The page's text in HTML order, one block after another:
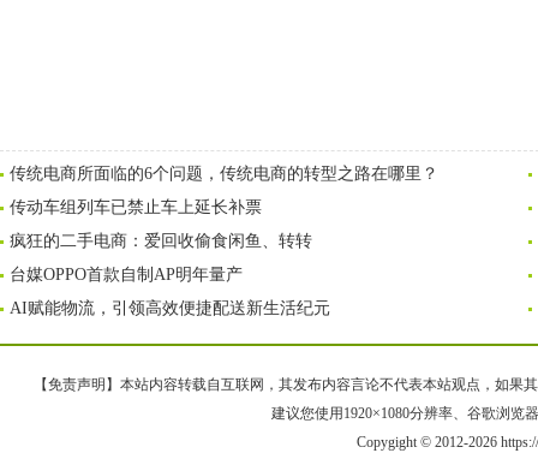
传统电商所面临的6个问题，传统电商的转型之路在哪里？
传动车组列车已禁止车上延长补票
疯狂的二手电商：爱回收偷食闲鱼、转转
台媒OPPO首款自制AP明年量产
AI赋能物流，引领高效便捷配送新生活纪元
【免责声明】本站内容转载自互联网，其发布内容言论不代表本站观点，如果
建议您使用1920×1080分辨率、谷歌浏览
Copygight © 2012-2026